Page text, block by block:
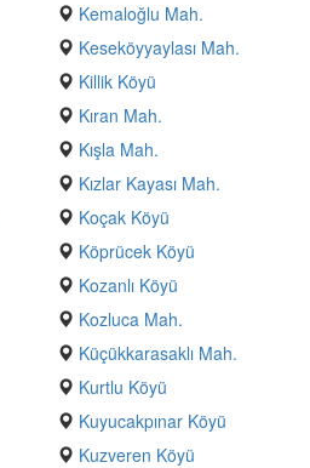
Kemaloğlu Mah.
Keseköyyaylası Mah.
Killik Köyü
Kıran Mah.
Kışla Mah.
Kızlar Kayası Mah.
Koçak Köyü
Köprücek Köyü
Kozanlı Köyü
Kozluca Mah.
Küçükkarasaklı Mah.
Kurtlu Köyü
Kuyucakpınar Köyü
Kuzveren Köyü